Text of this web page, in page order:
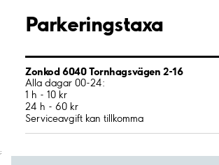
Parkeringstaxa
Zonkod 6040 Tornhagsvägen 2-16
Alla dagar 00-24:
1 h - 10 kr
24 h - 60 kr
Serviceavgift kan tillkomma
;